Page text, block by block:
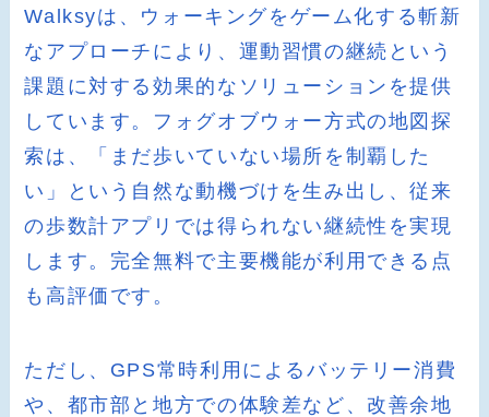
Walksyは、ウォーキングをゲーム化する斬新
なアプローチにより、運動習慣の継続という
課題に対する効果的なソリューションを提供
しています。フォグオブウォー方式の地図探
索は、「まだ歩いていない場所を制覇した
い」という自然な動機づけを生み出し、従来
の歩数計アプリでは得られない継続性を実現
します。完全無料で主要機能が利用できる点
も高評価です。
ただし、GPS常時利用によるバッテリー消費
や、都市部と地方での体験差など、改善余地